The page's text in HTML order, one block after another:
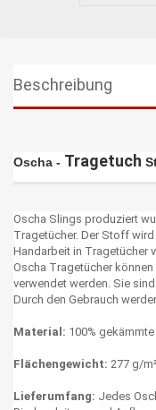
Beschreibung
Oscha - Tragetuch
Oscha Slings produziert
Tragetücher. Der Stoff
Handarbeit in Tragetücher
Oscha Tragetücher
verwendet werden. Sie
Durch den Gebrauch
Material: 100%
Flächengewicht: 277 g/m²
Lieferumfang: Jedes